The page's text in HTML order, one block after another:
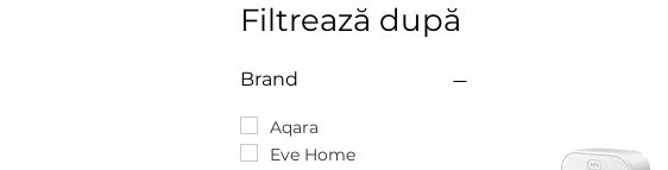
Filtrează după
Brand
Aqara
Eve Home